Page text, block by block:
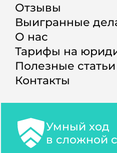
Отзывы
Выигранные
О нас
Тарифы на
Полезные статьи
Контакты
Умный ход
в сложной